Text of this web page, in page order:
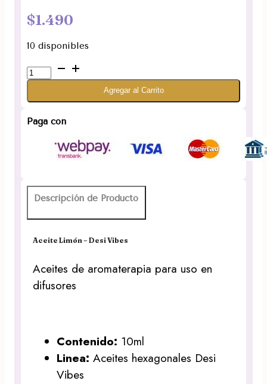
$1.490
10 disponibles
Aceite
Limón
10ml
cantidad
Agregar al Carrito
Paga con
Descripción de Producto
Aceite Limón – Desi Vibes
Aceites de aromaterapia para uso en
difusores
Contenido: 10ml
Linea:Aceites hexagonales Desi
Vibes